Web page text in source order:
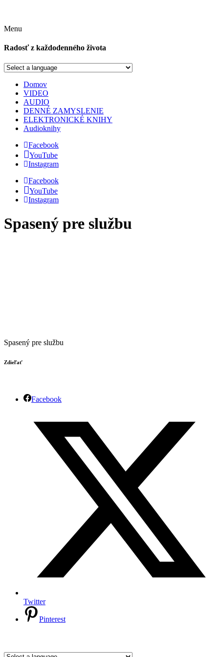
Menu
Radosť z každodenného života
Domov
VIDEO
AUDIO
DENNÉ ZAMYSLENIE
ELEKTRONICKÉ KNIHY
Audioknihy
Facebook
YouTube
Instagram
Facebook
YouTube
Instagram
Spasený pre službu
Spasený pre službu
Zdieľať
Facebook
Twitter
Pinterest